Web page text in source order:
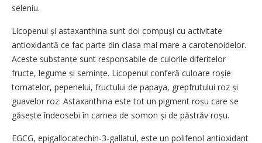
seleniu.
Licopenul și astaxanthina sunt doi compuși cu activitate
antioxidantă ce fac parte din clasa mai mare a carotenoidelor.
Aceste sub­stanțe sunt responsabile de culorile diferitelor
fructe, legume și semințe. Licopenul conferă culoare roșie
tomatelor, pepenelui, fructului de papaya, grepfrutului roz și
guavelor roz. Astaxanthina este tot un pigment roșu care se
găsește îndeosebi în carnea de somon și de păstrăv roșu.
EGCG, epigallocatechin-3-gallatul, este un polifenol antioxidant